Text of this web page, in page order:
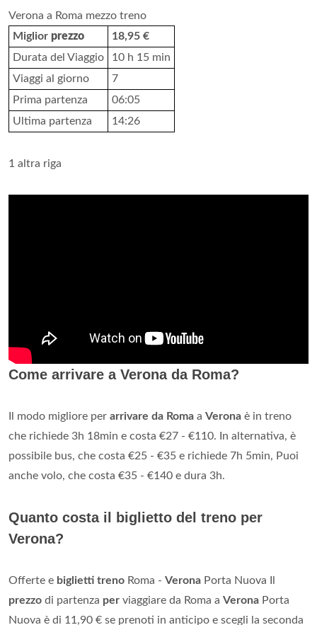
Verona a Roma mezzo treno
Miglior prezzo
18,95 €
Durata del Viaggio
10 h 15 min
Viaggi al giorno
7
Prima partenza
06:05
Ultima partenza
14:26
1 altra riga
Come arrivare a Verona da Roma?
Il modo migliore per arrivare da Roma a Verona è in treno
che richiede 3h 18min e costa €27 - €110. In alternativa, è
possibile bus, che costa €25 - €35 e richiede 7h 5min, Puoi
anche volo, che costa €35 - €140 e dura 3h.
Quanto costa il biglietto del treno per
Verona?
Offerte e biglietti treno Roma - Verona Porta Nuova Il
prezzo di partenza per viaggiare da Roma a Verona Porta
Nuova è di 11,90 € se prenoti in anticipo e scegli la seconda